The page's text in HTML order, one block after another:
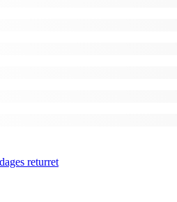
returret